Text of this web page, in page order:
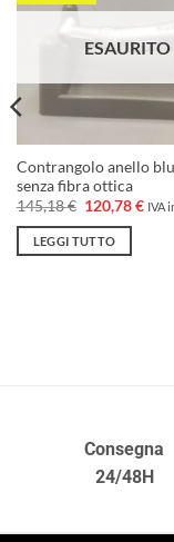
ESAURITO
Contrangolo anello
senza fibra ottica
145,18€ Il
prezzo
originale
era:
120,78€IlIVA
LEGGI TUTTO
Consegna
24/48H